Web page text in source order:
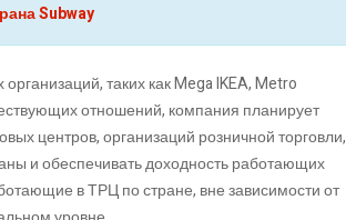
Subway
таких как Mega IKEA, Metro
отношений, компания планирует
центров, организаций розничной торговли,
и обеспечивать доходность работающих
в ТРЦ по стране, вне зависимости от